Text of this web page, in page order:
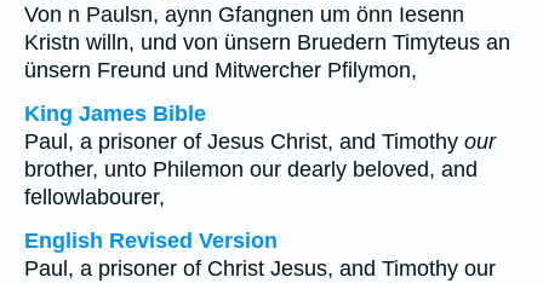
Von n Paulsn, aynn Gfangnen um önn Iesenn
Kristn willn, und von ünsern Bruedern Timyteus an
ünsern Freund und Mitwercher Pfilymon,
King James Bible
Paul, a prisoner of Jesus Christ, and Timothy our
brother, unto Philemon our dearly beloved, and
fellowlabourer,
English Revised Version
Paul, a prisoner of Christ Jesus, and Timothy our